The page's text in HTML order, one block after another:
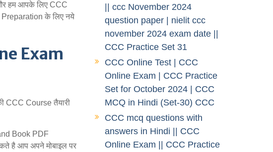
हम आपके लिए CCC
Preparation के लिए नये
Exam
CCC Course तैयारी
Book PDF
है आप अपने मोबाइल पर
|| ccc November 2024
question paper | nielit ccc
november 2024 exam date ||
CCC Practice Set 31
CCC Online Test | CCC
Online Exam | CCC Practice
Set for October 2024 | CCC
MCQ in Hindi (Set-30) CCC
CCC mcq questions with
answers in Hindi || CCC
Online Exam || CCC Practice